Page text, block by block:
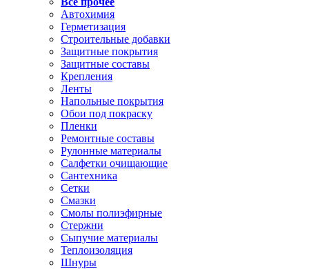
Автохимия
Герметизация
Строительные добавки
Защитные покрытия
Защитные составы
Крепления
Ленты
Напольные покрытия
Обои под покраску
Пленки
Ремонтные составы
Рулонные материалы
Салфетки очищающие
Сантехника
Сетки
Смазки
Смолы полиэфирные
Стержни
Сыпучие материалы
Теплоизоляция
Шнуры